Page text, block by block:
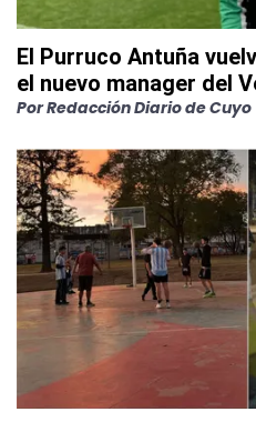
El Purruco Antuña
el nuevo manager del
PorRedacción Diario de Cuyo